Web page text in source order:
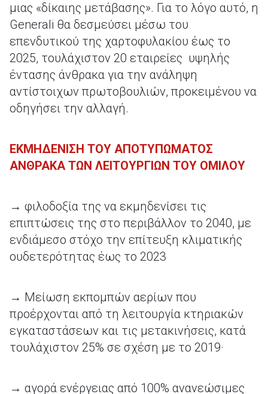
μιας «δίκαιης μετάβασης». Για το λόγο αυτό, η
Generali θα δεσμεύσει μέσω του
επενδυτικού της χαρτοφυλακίου έως το
2025, τουλάχιστον 20 εταιρείες υψηλής
έντασης άνθρακα για την ανάληψη
αντίστοιχων πρωτοβουλιών, προκειμένου να
οδηγήσει την αλλαγή.
ΕΚΜΗΔΕΝΙΣΗ ΤΟΥ ΑΠΟΤΥΠΩΜΑΤΟΣ
ΑΝΘΡΑΚΑ ΤΩΝ ΛΕΙΤΟΥΡΓΙΩΝ ΤΟΥ ΟΜΙΛΟΥ
→ φιλοδοξία της να εκμηδενίσει τις
επιπτώσεις της στο περιβάλλον το 2040, με
ενδιάμεσο στόχο την επίτευξη κλιματικής
ουδετερότητας έως το 2023
→ Μείωση εκπομπών αερίων που
προέρχονται από τη λειτουργία κτηριακών
εγκαταστάσεων και τις μετακινήσεις, κατά
τουλάχιστον 25% σε σχέση με το 2019·
→ αγορά ενέργειας από 100% ανανεώσιμες